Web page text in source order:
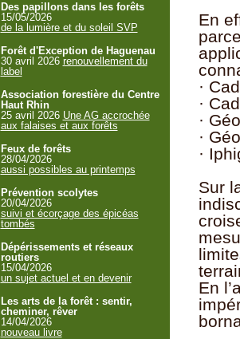
En
·
·
·
·
·
Sur
En
Des papillons dans les forêts
15/05/2026
de la lumière et du soleil SVP
Forêt d'Exception de Haguenau
30 avril 2026 renouvellement du
label
Association forestière du Centre
Haut Rhin
25 avril 2026 Une AG accrochée
aux falaises et aux forêts
Feux de forêts
28/04/2026
aussi possibles au printemps
Prévention scolytes
20/04/2026
suivi et écorçage des épicéas
tombés
Dépérissements et réseaux
routiers
15/04/2026
un sujet actuel et en devenir
Les arts de la forêt : sentir,
cheminer, rêver
14/04/2026
nouveau livre